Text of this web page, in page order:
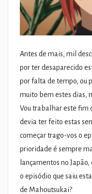
Antes de mais, mil
por ter desaparecido
por falta de tempo, ou
muito bem estes dias,
Vou trabalhar este fim
devia ter feito estas
começar trago-vos o
prioridade é sempre
lançamentos no
o episódio que saiu
de Mahoutsukai?